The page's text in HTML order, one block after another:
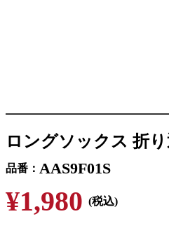
ロングソックス 折
品番 AAS9F01S
¥1,980 (税込)